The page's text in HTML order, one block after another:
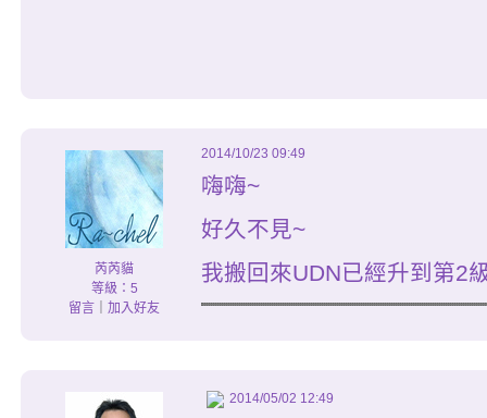
芮芮貓
等級：5
留言
加入好友
2014/10/23 09:49
嗨嗨~
好久不見~
我搬回來UDN已經升到第2
2014/05/02 12:49